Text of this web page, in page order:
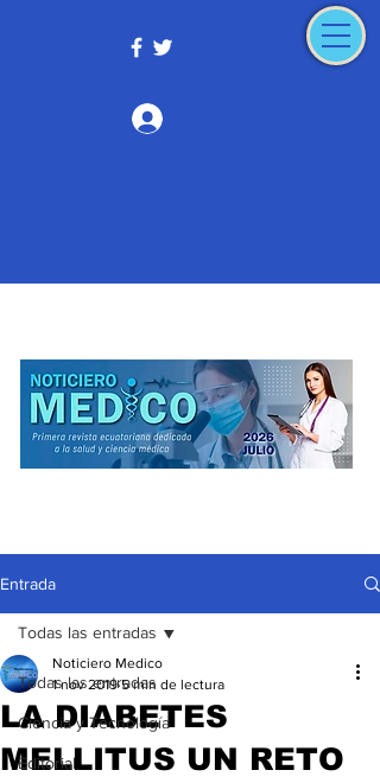
Entrada
Todas las entradas
Ciencia y Tecnología
Editorial
Todas las entradas
LA DIABETES
MELLITUS UN RETO
Noticiero Medico
1 nov 2019 5 min de lectura